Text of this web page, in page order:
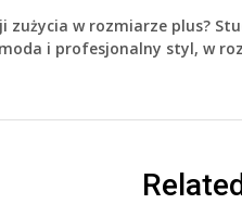
zużycia w rozmiarze plus?
i profesjonalny styl, w